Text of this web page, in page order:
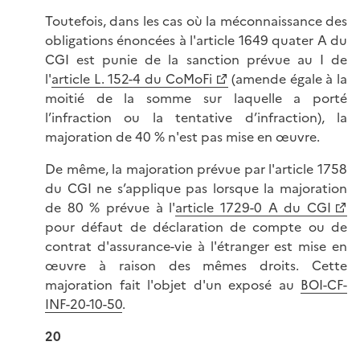
Toutefois, dans les cas où la méconnaissance des
obligations énoncées à l'article 1649 quater A du
CGI est punie de la sanction prévue au I de
l'article L. 152-4 du CoMoFi
(amende égale à la
moitié de la somme sur laquelle a porté
l’infraction ou la tentative d’infraction), la
majoration de 40 % n'est pas mise en œuvre.
De même, la majoration prévue par l'article 1758
du CGI ne s’applique pas lorsque la majoration
de 80 % prévue à l'article 1729-0 A du CGI
pour défaut de déclaration de compte ou de
contrat d'assurance-vie à l'étranger est mise en
œuvre à raison des mêmes droits. Cette
majoration fait l'objet d'un exposé au BOI-CF-
INF-20-10-50.
20